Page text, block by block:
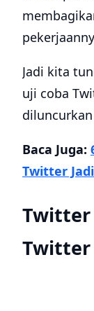
Jadi kita
uji coba
Baca Juga:
Twitter
Twitter
Twitter